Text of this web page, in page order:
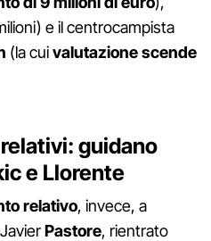
e il centrocampista
(la cuivalutazione scende
guidano
e Llorente
relativo, invece, a
Pastore, rientrato